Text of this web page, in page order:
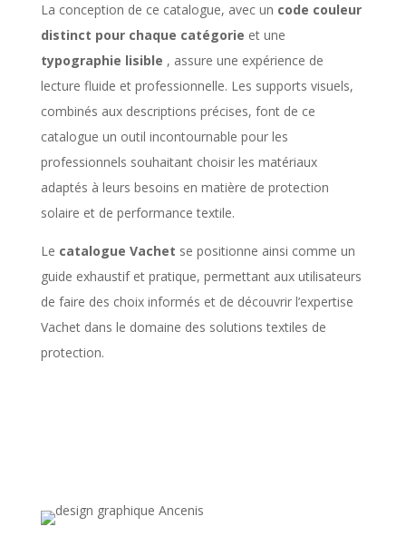
La conception de ce catalogue, avec un code couleur
distinct pour chaque catégorie et une
typographie lisible , assure une expérience de
lecture fluide et professionnelle. Les supports visuels,
combinés aux descriptions précises, font de ce
catalogue un outil incontournable pour les
professionnels souhaitant choisir les matériaux
adaptés à leurs besoins en matière de protection
solaire et de performance textile.
Le catalogue Vachet se positionne ainsi comme un
guide exhaustif et pratique, permettant aux utilisateurs
de faire des choix informés et de découvrir l’expertise
Vachet dans le domaine des solutions textiles de
protection.